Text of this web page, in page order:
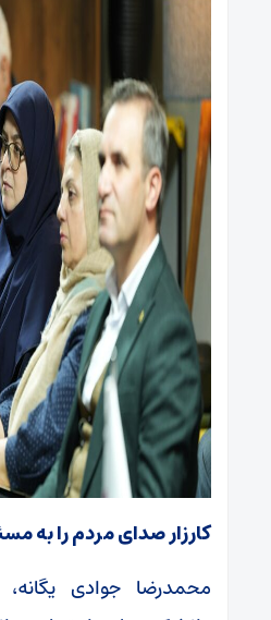
کارزار صدای مردم را به
محمدرضا جوادی